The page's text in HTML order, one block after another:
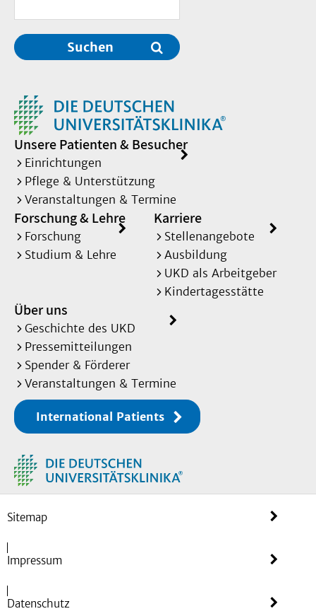
Suchen
Unsere Patienten & Besucher
Einrichtungen
Pflege & Unterstützung
Veranstaltungen & Termine
Forschung & Lehre
Forschung
Studium & Lehre
Karriere
Stellenangebote
Ausbildung
UKD als Arbeitgeber
Kindertagesstätte
Über uns
Geschichte des UKD
Pressemitteilungen
Spender & Förderer
Veranstaltungen & Termine
International Patients
Sitemap
Impressum
Datenschutz